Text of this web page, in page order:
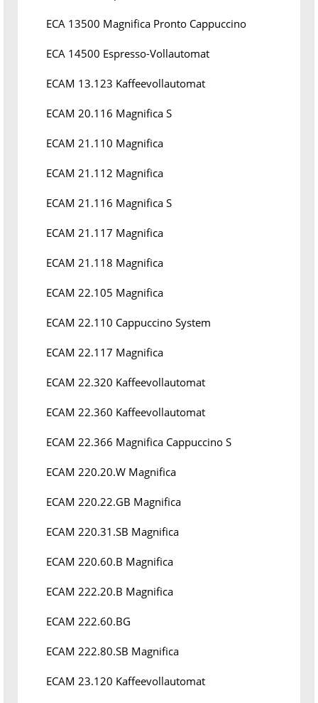
ECA 13500 Magnifica Pronto Cappuccino
ECA 14500 Espresso-Vollautomat
ECAM 13.123 Kaffeevollautomat
ECAM 20.116 Magnifica S
ECAM 21.110 Magnifica
ECAM 21.112 Magnifica
ECAM 21.116 Magnifica S
ECAM 21.117 Magnifica
ECAM 21.118 Magnifica
ECAM 22.105 Magnifica
ECAM 22.110 Cappuccino System
ECAM 22.117 Magnifica
ECAM 22.320 Kaffeevollautomat
ECAM 22.360 Kaffeevollautomat
ECAM 22.366 Magnifica Cappuccino S
ECAM 220.20.W Magnifica
ECAM 220.22.GB Magnifica
ECAM 220.31.SB Magnifica
ECAM 220.60.B Magnifica
ECAM 222.20.B Magnifica
ECAM 222.60.BG
ECAM 222.80.SB Magnifica
ECAM 23.120 Kaffeevollautomat